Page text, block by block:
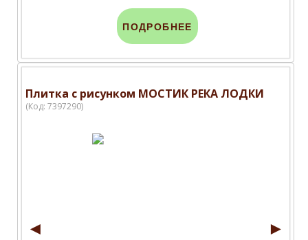
ПОДРОБНЕЕ
Плитка с рисунком МОСТИК РЕКА ЛОДКИ
(Код: 7397290)
◄ ►